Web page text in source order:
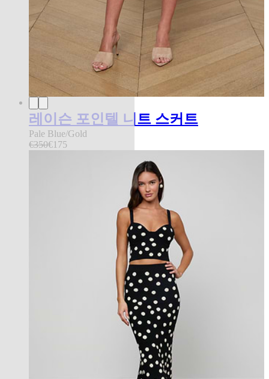
레이슨 포인텔 니트 스커트
Pale Blue/Gold
€350€175